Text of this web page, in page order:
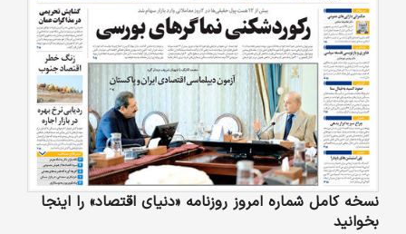
نسخه کامل شماره امروز روزنامه «دنیای‌ اقتصاد» را اینجا
بخوانید